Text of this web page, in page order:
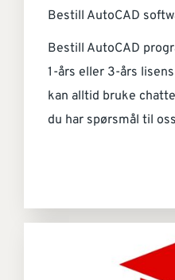
Bestill AutoCAD
Bestill AutoCAD
1-års eller 3-års
kan alltid bruke
du har spørsmål til